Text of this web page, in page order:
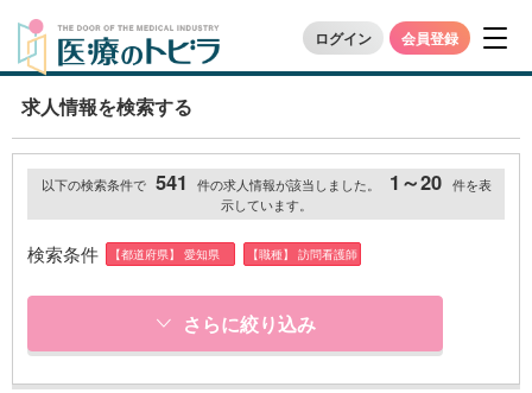
ログイン 会員登録
求人情報を検索する
以下の検索条件で 541 件の求人情報が該当しました。 1～20 件を表
示しています。
検索条件 【都道府県】 愛知県 【職種】 訪問看護師
さらに絞り込み